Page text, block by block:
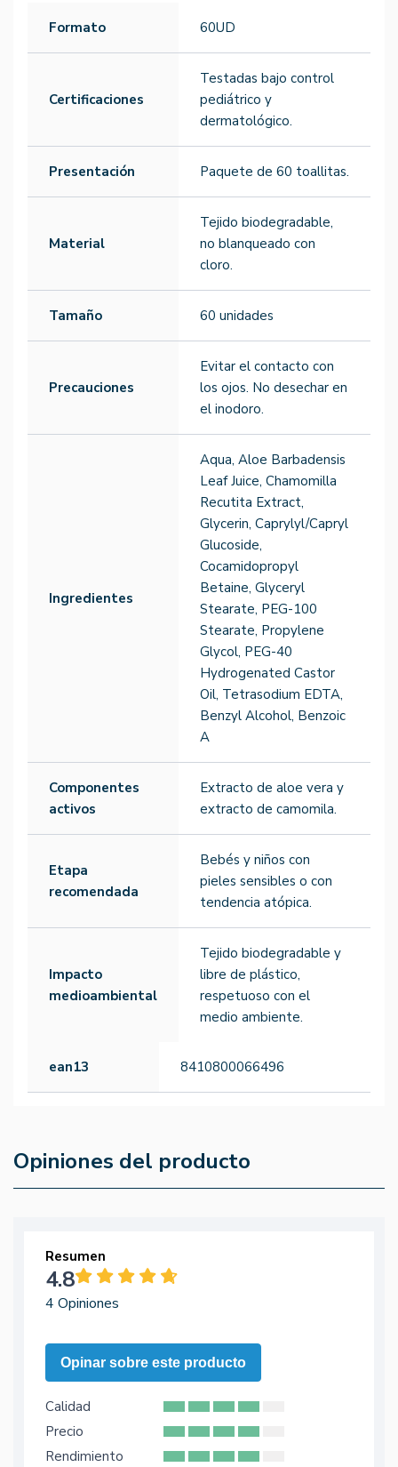
Formato 60UD
Certificaciones
Testadas bajo control
pediátrico y
dermatológico.
Presentación Paquete de 60 toallitas.
Material
Tejido biodegradable,
no blanqueado con
cloro.
Tamaño 60 unidades
Precauciones
Evitar el contacto con
los ojos. No desechar en
el inodoro.
Ingredientes
Aqua, Aloe Barbadensis
Leaf Juice, Chamomilla
Recutita Extract,
Glycerin, Caprylyl/Capryl
Glucoside,
Cocamidopropyl
Betaine, Glyceryl
Stearate, PEG-100
Stearate, Propylene
Glycol, PEG-40
Hydrogenated Castor
Oil, Tetrasodium EDTA,
Benzyl Alcohol, Benzoic
A
Componentes
activos
Extracto de aloe vera y
extracto de camomila.
Etapa
recomendada
Bebés y niños con
pieles sensibles o con
tendencia atópica.
Impacto
medioambiental
Tejido biodegradable y
libre de plástico,
respetuoso con el
medio ambiente.
ean13 8410800066496
Opiniones del producto
Resumen
4.8
4 Opiniones
Opinar sobre este producto
Calidad
Precio
Rendimiento